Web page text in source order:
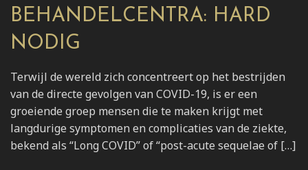
BEHANDELCENTRA: HARD
NODIG
Terwijl de wereld zich concentreert op het bestrijden
van de directe gevolgen van COVID-19, is er een
groeiende groep mensen die te maken krijgt met
langdurige symptomen en complicaties van de ziekte,
bekend als “Long COVID” of “post-acute sequelae of […]